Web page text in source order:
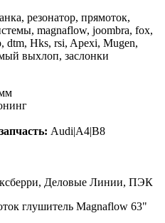
резонатор, прямоток,
magnaflow, joombra, fox,
dtm, Hks, rsi, Apexi, Mugen,
выхлоп, заслонки
Audi|A4|B8
Деловые Линии, ПЭК
глушитель Magnaflow 63"